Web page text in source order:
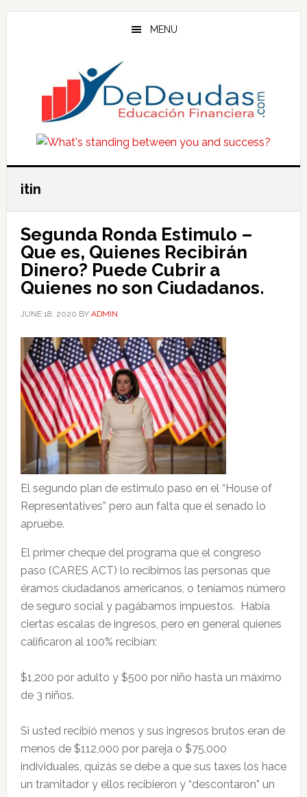
Skip
Skip
Skip
MENU
itin
Segunda Ronda Estimulo –
Que es, Quienes Recibirán
Dinero? Puede Cubrir a
Quienes no son Ciudadanos.
JUNE 18, 2020 BY ADMIN
El segundo plan de estimulo paso en el “House of
Representatives” pero aun falta que el senado lo
apruebe.
El primer cheque del programa que el congreso
paso (CARES ACT) lo recibimos las personas que
éramos ciudadanos americanos, o teníamos número
de seguro social y pagábamos impuestos. Había
ciertas escalas de ingresos, pero en general quienes
calificaron al 100% recibían:
$1,200 por adulto y $500 por niño hasta un máximo
de 3 niños.
Si usted recibió menos y sus ingresos brutos eran de
menos de $112,000 por pareja o $75,000
individuales, quizás se debe a que sus taxes los hace
un tramitador y ellos recibieron y “descontaron” un